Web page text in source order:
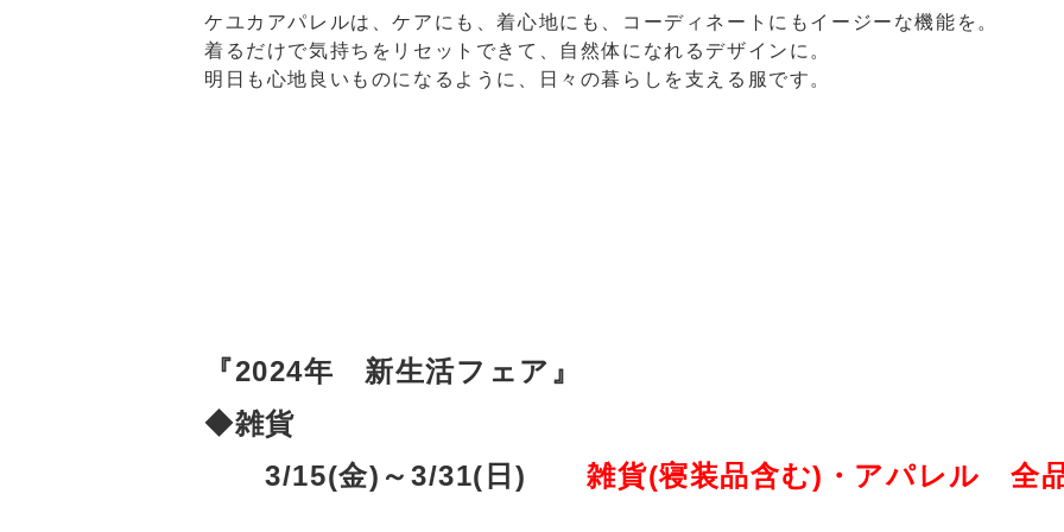
ケユカアパレルは、ケアにも、着心地にも、コーディネートにもイージーな機能を。
着るだけで気持ちをリセットできて、自然体になれるデザインに。
明日も心地良いものになるように、日々の暮らしを支える服です。
『2024年 新生活フェア』
◆雑貨
3/15(金)～3/31(日)雑貨(寝装品含む)・アパレル 全